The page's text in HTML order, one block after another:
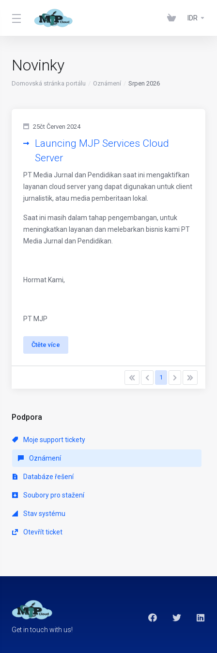
IDR
Novinky
Domovská stránka portálu Oznámení Srpen 2026
Podpora
Moje support tickety
Oznámení
Databáze řešení
Soubory pro stažení
Stav systému
Otevřít ticket
25čt Červen 2024
Launcing MJP Services Cloud
Server
PT Media Jurnal dan Pendidikan saat ini mengaktifkan
layanan cloud server yang dapat digunakan untuk client
jurnalistik, atau media pemberitaan lokal.
Saat ini masih dalam tahap pengembangan, untuk
meningkatkan layanan dan melebarkan bisnis kami PT
Media Jurnal dan Pendidikan.
Hormat Kami,
PT MJP
Čtěte více
1
Get in touch with us!